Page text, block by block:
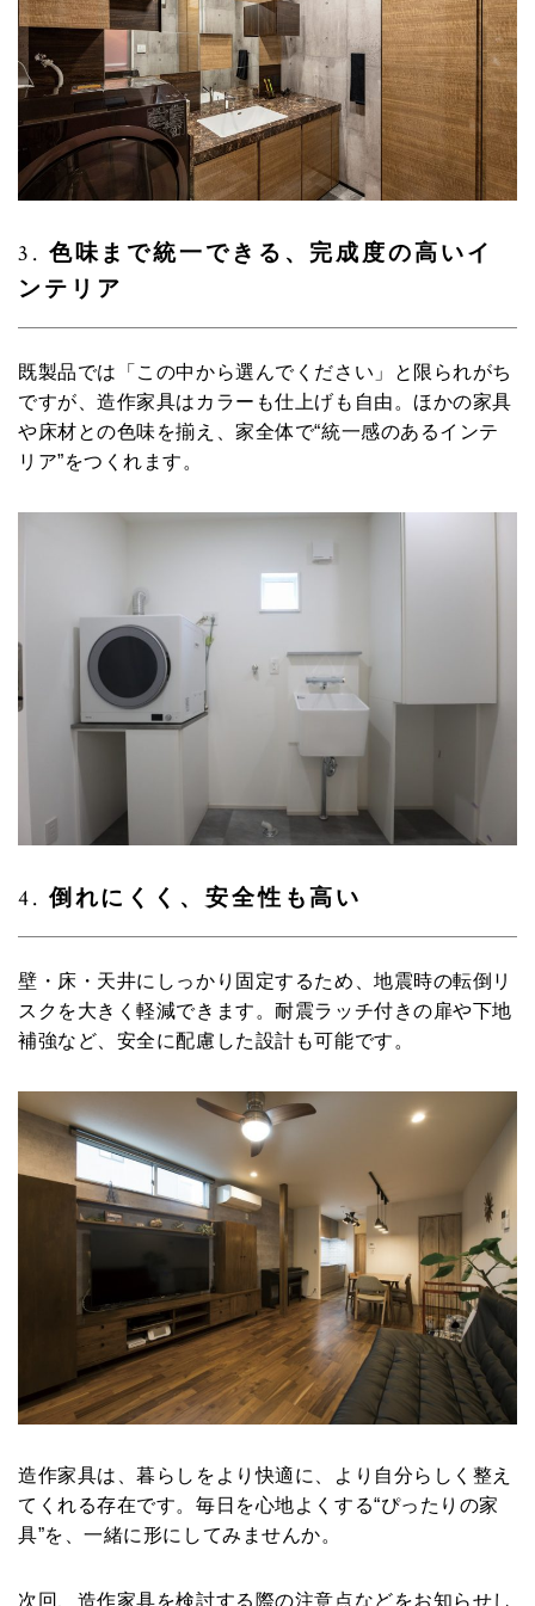
3. 色味まで統一できる、完成度の高いイ
ンテリア
既製品では「この中から選んでください」と限られがち
ですが、造作家具はカラーも仕上げも自由。ほかの家具
や床材との色味を揃え、家全体で“統一感のあるインテ
リア”をつくれます。
4. 倒れにくく、安全性も高い
壁・床・天井にしっかり固定するため、地震時の転倒リ
スクを大きく軽減できます。耐震ラッチ付きの扉や下地
補強など、安全に配慮した設計も可能です。
造作家具は、暮らしをより快適に、より自分らしく整え
てくれる存在です。毎日を心地よくする“ぴったりの家
具”を、一緒に形にしてみませんか。
次回、造作家具を検討する際の注意点などをお知らせし